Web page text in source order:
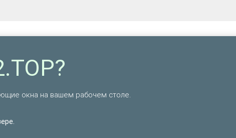
окна на вашем рабочем столе.